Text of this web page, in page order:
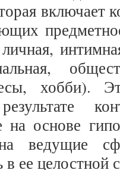
включает
на основе
ведущие
ее целостной